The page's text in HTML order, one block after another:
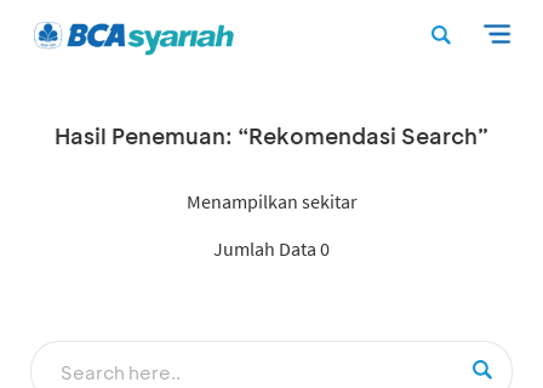
Hasil Penemuan: “Rekomendasi Search”
Menampilkan sekitar
Jumlah Data 0